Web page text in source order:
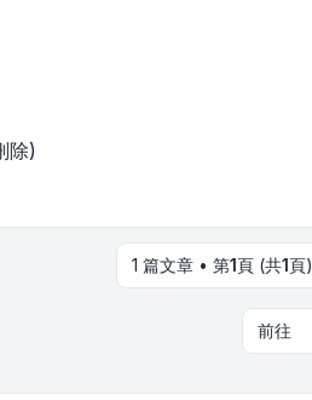
除)
1 篇文章 • 第1頁 (共1頁)
前往